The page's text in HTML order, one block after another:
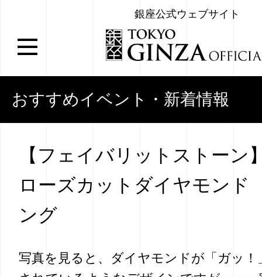
銀座公式ウェブサイト
おすすめイベント・新着情報
【フェイバリットストーン
ローズカットダイヤモン
ング
写真を見ると、ダイヤモンドが「ガッ